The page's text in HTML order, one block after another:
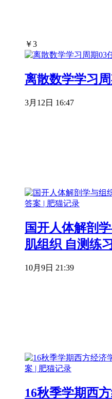
￥3
离散数学学习
3月12日 16:47
国开人体解剖
肌组织 自测练
10月9日 21:39
16秋季学期西